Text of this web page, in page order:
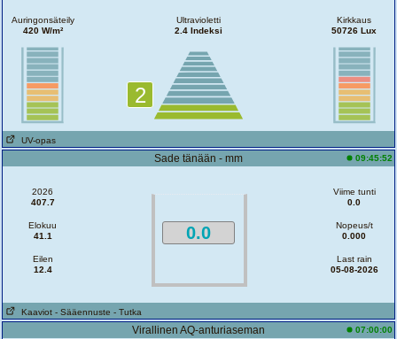
Auringonsäteily
420 W/m²
Ultravioletti
2.4 Indeksi
2
Kirkkaus
50726 Lux
UV-opas
Sade tänään - mm 09:45:52
2026
407.7
Elokuu
41.1
Eilen
12.4
0.0
Viime tunti
0.0
Nopeus/t
0.000
Last rain
05-08-2026
Kaaviot - Sääennuste - Tutka
Virallinen AQ-anturiaseman 07:00:00